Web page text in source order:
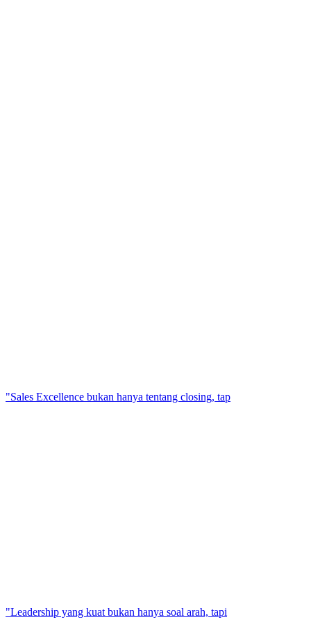
"Sales Excellence bukan hanya tentang closing, tap
"Leadership yang kuat bukan hanya soal arah, tapi